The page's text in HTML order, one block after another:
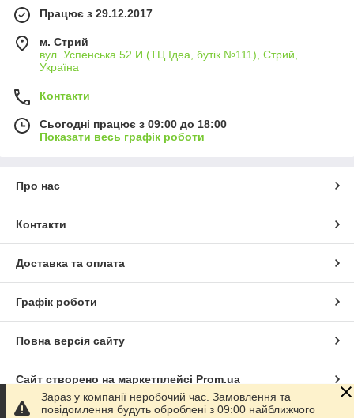
Працює з 29.12.2017
м. Стрий
вул. Успенська 52 И (ТЦ Ідеа, бутік №111), Стрий,
Україна
Контакти
Сьогодні працює з 09:00 до 18:00
Показати весь графік роботи
Про нас
Контакти
Доставка та оплата
Графік роботи
Повна версія сайту
Сайт створено на маркетплейсі Prom.ua
Зараз у компанії неробочий час. Замовлення та
повідомлення будуть оброблені з 09:00 найближчого